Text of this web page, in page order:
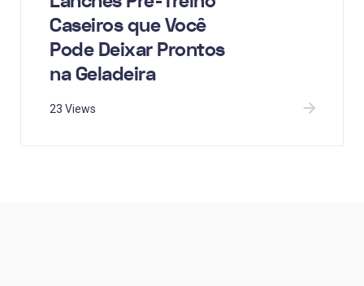
Caseiros que Você
Pode Deixar Prontos
na Geladeira
23 Views